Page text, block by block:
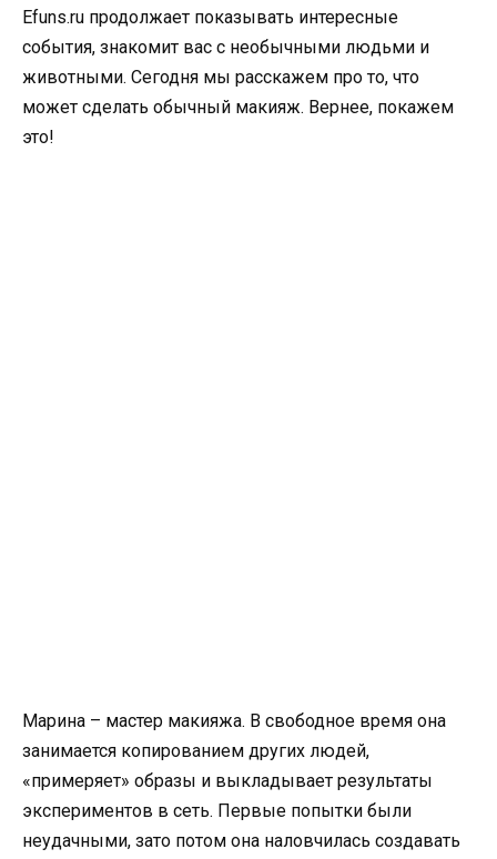
Efuns.ru продолжает показывать интересные
события, знакомит вас с необычными людьми и
животными. Сегодня мы расскажем про то, что
может сделать обычный макияж. Вернее, покажем
это!
Марина – мастер макияжа. В свободное время она
занимается копированием других людей,
«примеряет» образы и выкладывает результаты
экспериментов в сеть. Первые попытки были
неудачными, зато потом она наловчилась создавать